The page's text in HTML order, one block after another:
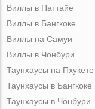
Виллы в Паттайе
Виллы в Бангкоке
Виллы на Самуи
Виллы в Чонбури
Таунхаусы на Пхукете
Таунхаусы в Бангкоке
Таунхаусы в Чонбури